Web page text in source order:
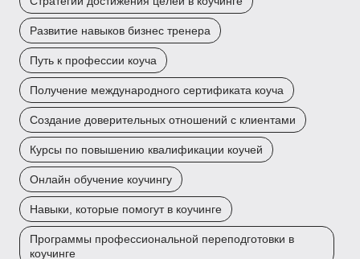
Развитие навыков бизнес тренера
Путь к профессии коуча
Получение международного сертификата коуча
Создание доверительных отношений с клиентами
Курсы по повышению квалификации коучей
Онлайн обучение коучингу
Навыки, которые помогут в коучинге
Программы профессиональной переподготовки в
коучинге